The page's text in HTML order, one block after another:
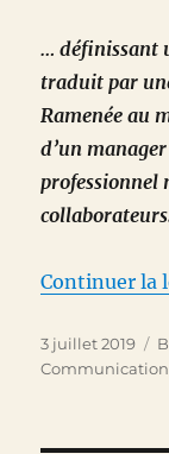
… définissant
traduit par
Ramenée au
d’un
professionnel
Continuer la
Publié
le
3 juillet 2019
Communication